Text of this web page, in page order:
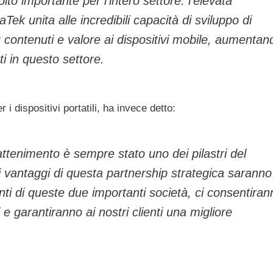
unita alle incredibili capacità di sviluppo di
e valore ai dispositivi mobile,
in questo settore.
i dispositivi portatili, ha invece detto:
è sempre stato uno dei pilastri del
di questa partnership strategica saranno
di queste due importanti società, ci
garantiranno ai nostri clienti una migliore